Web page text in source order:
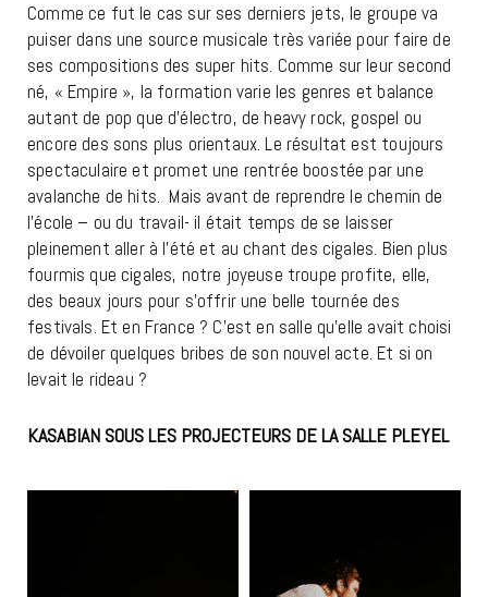
Comme ce fut le cas sur ses derniers jets, le groupe va
puiser dans une source musicale très variée pour faire de
ses compositions des super hits. Comme sur leur second
né, « Empire », la formation varie les genres et balance
autant de pop que d’électro, de heavy rock, gospel ou
encore des sons plus orientaux. Le résultat est toujours
spectaculaire et promet une rentrée boostée par une
avalanche de hits. Mais avant de reprendre le chemin de
l’école – ou du travail- il était temps de se laisser
pleinement aller à l’été et au chant des cigales. Bien plus
fourmis que cigales, notre joyeuse troupe profite, elle,
des beaux jours pour s’offrir une belle tournée des
festivals. Et en France ? C’est en salle qu’elle avait choisi
de dévoiler quelques bribes de son nouvel acte. Et si on
levait le rideau ?
KASABIAN SOUS LES PROJECTEURS DE LA SALLE PLEYEL